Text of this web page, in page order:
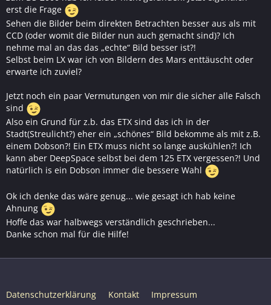
erst die Frage
Sehen die Bilder beim direkten Betrachten besser aus als mit
CCD (oder womit die Bilder nun auch gemacht sind)? Ich
nehme mal an das das „echte“ Bild besser ist?!
Selbst beim LX war ich von Bildern des Mars enttäuscht oder
erwarte ich zuviel?
Jetzt noch ein paar Vermutungen von mir die sicher alle Falsch
sind
Also ein Grund für z.b. das ETX sind das ich in der
Stadt(Streulicht?) eher ein „schönes“ Bild bekomme als mit z.B.
einem Dobson?! Ein ETX muss nicht so lange auskühlen?! Ich
kann aber DeepSpace selbst bei dem 125 ETX vergessen?! Und
natürlich is ein Dobson immer die bessere Wahl
Ok ich denke das wäre genug... wie gesagt ich hab keine
Ahnung
Hoffe das war halbwegs verständlich geschrieben...
Danke schon mal für die Hilfe!
Datenschutzerklärung Kontakt Impressum